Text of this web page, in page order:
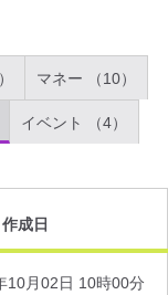
マネー （10）
イベント （4）
作成日
10月02日 10時00分